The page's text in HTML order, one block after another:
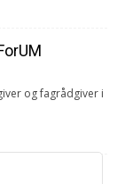
og fagrådgiver i